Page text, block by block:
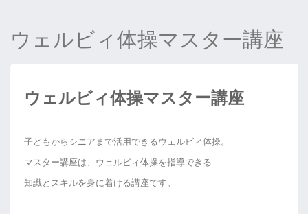
ウェルビィ体操マスター講座
ウェルビィ体操マスター講座
子どもからシニアまで活用できるウェルビィ体操。
マスター講座は、ウェルビィ体操を指導できる
知識とスキルを身に着ける講座です。